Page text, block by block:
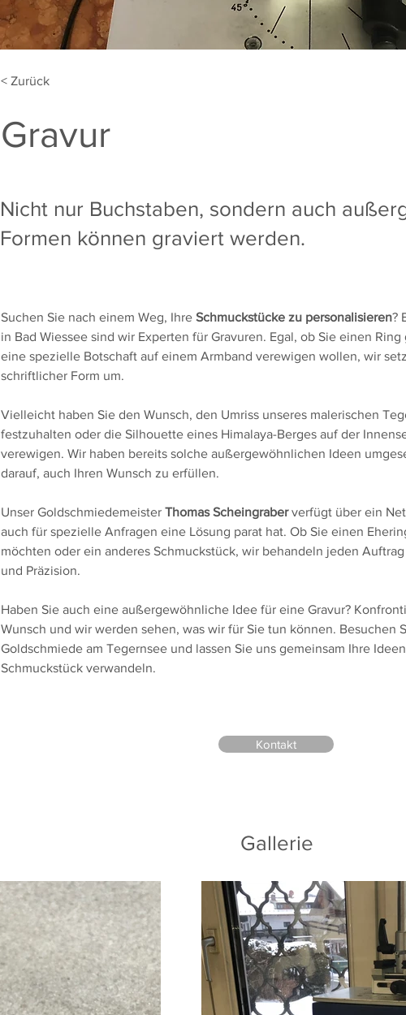
< Zurück
Gravur
Nicht nur Buchstaben, sondern auch
Formen können graviert werden.
Suchen Sie nach einem Weg, Ihre Schmuckstücke zu personalisieren?
in Bad Wiessee sind wir Experten für Gravuren. Egal, ob Sie einen
eine spezielle Botschaft auf einem Armband verewigen wollen, wir
schriftlicher Form um.
Vielleicht haben Sie den Wunsch, den Umriss unseres malerischen
festzuhalten oder die Silhouette eines Himalaya-Berges auf der
verewigen. Wir haben bereits solche außergewöhnlichen Ideen
darauf, auch Ihren Wunsch zu erfüllen.
Unser Goldschmiedemeister Thomas Scheingraber verfügt über ein
auch für spezielle Anfragen eine Lösung parat hat. Ob Sie einen
möchten oder ein anderes Schmuckstück, wir behandeln jeden
und Präzision.
Haben Sie auch eine außergewöhnliche Idee für eine Gravur?
Wunsch und wir werden sehen, was wir für Sie tun können. Besuchen
Goldschmiede am Tegernsee und lassen Sie uns gemeinsam Ihre
Schmuckstück verwandeln.
Kontakt
Gallerie